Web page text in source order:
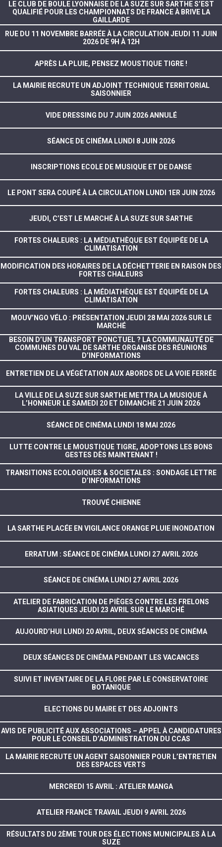
LE CLUB DE BOULE LYONNAISE DE LA SUZE SUR SARTHE S’EST
QUALIFIÉ POUR LES CHAMPIONNATS DE FRANCE À BRIVE LA
GAILLARDE
RUE DU 11 NOVEMBRE BARRÉE À LA CIRCULATION JEUDI 11 JUIN
2026 DE 9H À 12H
APRÈS LA PLUIE, PENSEZ MOUSTIQUE TIGRE !
LA MAIRIE RECRUTE UN ADJOINT TECHNIQUE TERRITORIAL
SAISONNIER
VIDE DRESSING DU 7 JUIN 2026 ANNULÉ
SÉANCE DE CINÉMA LUNDI 8 JUIN 2026
INSCRIPTIONS ECOLE DE MUSIQUE ET DE DANSE
LE PONT SERA COUPÉ À LA CIRCULATION LUNDI 1ER JUIN 2026
JEUDI, C’EST LE MARCHÉ À LA SUZE SUR SARTHE
FORTES CHALEURS : LA MÉDIATHÈQUE EST ÉQUIPÉE DE LA
CLIMATISATION
MODIFICATION DES HORAIRES DE LA DÉCHETTERIE EN RAISON DES
FORTES CHALEURS
FORTES CHALEURS : LA MÉDIATHÈQUE EST ÉQUIPÉE DE LA
CLIMATISATION
MOUV’NGO VÉLO : PRÉSENTATION JEUDI 28 MAI 2026 SUR LE
MARCHÉ
BESOIN D’UN TRANSPORT PONCTUEL ? LA COMMUNAUTÉ DE
COMMUNES DU VAL DE SARTHE ORGANISE DES RÉUNIONS
D’INFORMATIONS
ENTRETIEN DE LA VÉGÉTATION AUX ABORDS DE LA VOIE FERRÉE
LA VILLE DE LA SUZE SUR SARTHE METTRA LA MUSIQUE À
L’HONNEUR LE SAMEDI 20 ET DIMANCHE 21 JUIN 2026
SÉANCE DE CINÉMA LUNDI 18 MAI 2026
LUTTE CONTRE LE MOUSTIQUE TIGRE, ADOPTONS LES BONS
GESTES DÈS MAINTENANT !
TRANSITIONS ECOLOGIQUES & SOCIETALES : SONDAGE LETTRE
D’INFORMATIONS
TROUVÉ CHIENNE
LA SARTHE PLACÉE EN VIGILANCE ORANGE PLUIE INONDATION
ERRATUM : SÉANCE DE CINÉMA LUNDI 27 AVRIL 2026
SÉANCE DE CINÉMA LUNDI 27 AVRIL 2026
ATELIER DE FABRICATION DE PIÈGES CONTRE LES FRELONS
ASIATIQUES JEUDI 23 AVRIL SUR LE MARCHÉ
AUJOURD’HUI LUNDI 20 AVRIL, DEUX SÉANCES DE CINÉMA
DEUX SÉANCES DE CINÉMA PENDANT LES VACANCES
SUIVI ET INVENTAIRE DE LA FLORE PAR LE CONSERVATOIRE
BOTANIQUE
ELECTIONS DU MAIRE ET DES ADJOINTS
AVIS DE PUBLICITÉ AUX ASSOCIATIONS – APPEL À CANDIDATURES
POUR LE CONSEIL D’ADMINISTRATION DU CCAS
LA MAIRIE RECRUTE UN AGENT SAISONNIER POUR L’ENTRETIEN
DES ESPACES VERTS
MERCREDI 15 AVRIL : ATELIER MANGA
ATELIER FRANCE TRAVAIL JEUDI 9 AVRIL 2026
RÉSULTATS DU 2ÈME TOUR DES ÉLECTIONS MUNICIPALES À LA
SUZE